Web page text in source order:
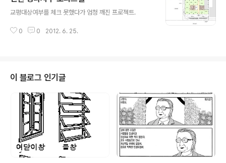
서 위에 보이는게 서빙고역이다.
교평대상여부를 체크 못했다가 엄청 깨진 프로젝트.
0 0 2012. 6. 25.
이 블로그 인기글